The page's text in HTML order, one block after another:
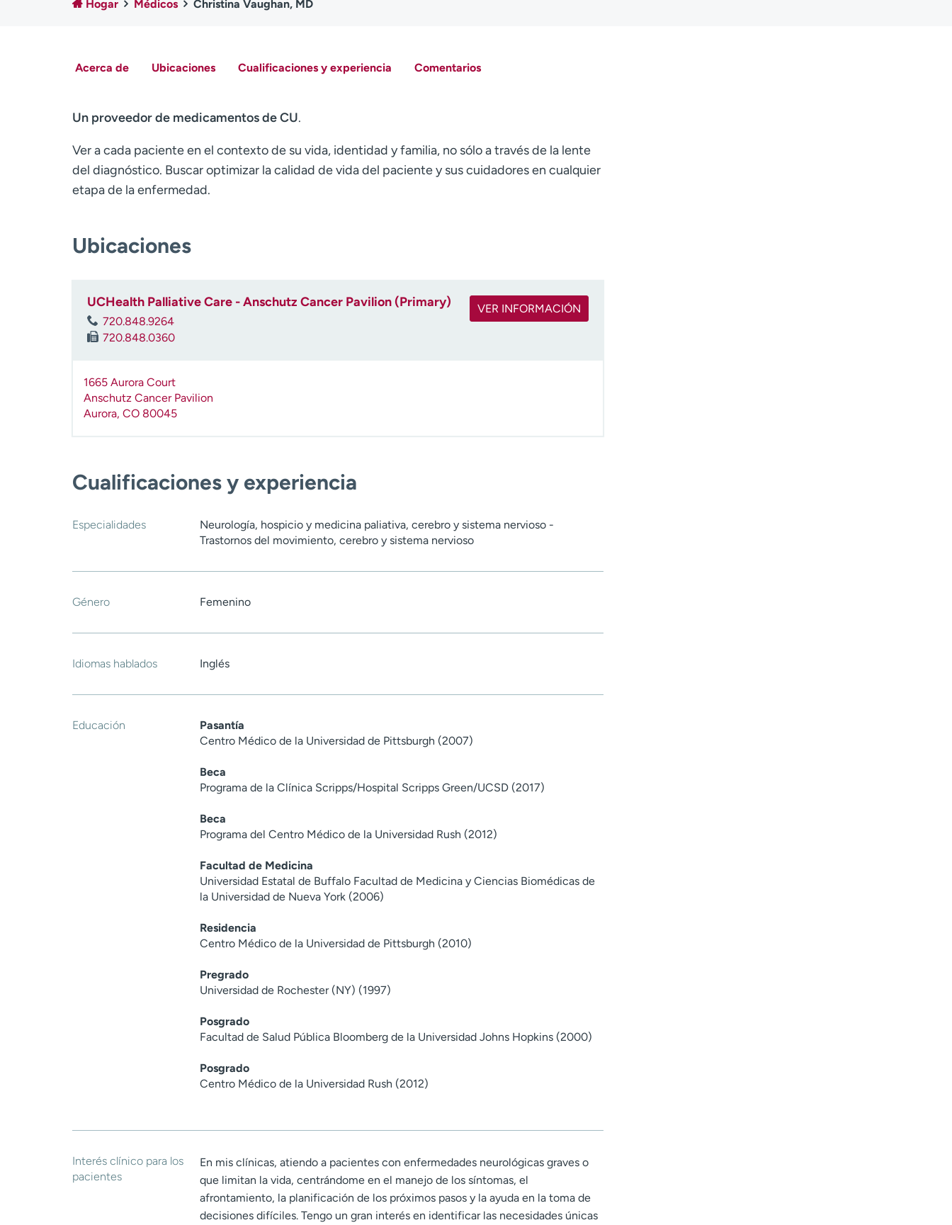
Hogar Médicos Christina Vaughan, MD
Acerca de Ubicaciones Cualificaciones y experiencia Comentarios
Un proveedor de medicamentos de CU.
Ver a cada paciente en el contexto de su vida, identidad y familia, no sólo a través de la lente
del diagnóstico. Buscar optimizar la calidad de vida del paciente y sus cuidadores en cualquier
etapa de la enfermedad.
Ubicaciones
UCHealth Palliative Care - Anschutz Cancer Pavilion (Primary)
720.848.9264
720.848.0360
VER INFORMACIÓN
1665 Aurora Court
Anschutz Cancer Pavilion
Aurora, CO 80045
Cualificaciones y experiencia
Especialidades
Neurología, hospicio y medicina paliativa, cerebro y sistema nervioso -
Trastornos del movimiento, cerebro y sistema nervioso
Género Femenino
Idiomas hablados Inglés
Educación
Pasantía
Centro Médico de la Universidad de Pittsburgh (2007)
Beca
Programa de la Clínica Scripps/Hospital Scripps Green/UCSD (2017)
Beca
Programa del Centro Médico de la Universidad Rush (2012)
Facultad de Medicina
Universidad Estatal de Buffalo Facultad de Medicina y Ciencias Biomédicas de
la Universidad de Nueva York (2006)
Residencia
Centro Médico de la Universidad de Pittsburgh (2010)
Pregrado
Universidad de Rochester (NY) (1997)
Posgrado
Facultad de Salud Pública Bloomberg de la Universidad Johns Hopkins (2000)
Posgrado
Centro Médico de la Universidad Rush (2012)
Interés clínico para los
pacientes
En mis clínicas, atiendo a pacientes con enfermedades neurológicas graves o
que limitan la vida, centrándome en el manejo de los síntomas, el
afrontamiento, la planificación de los próximos pasos y la ayuda en la toma de
decisiones difíciles. Tengo un gran interés en identificar las necesidades únicas